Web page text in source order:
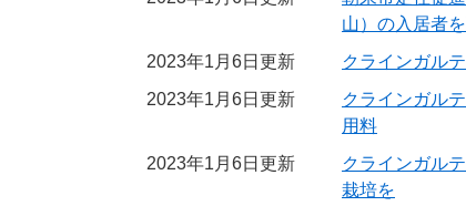
山）の入居者
2023年1月6日更新
クラインガル
2023年1月6日更新
クラインガル
用料
2023年1月6日更新
クラインガル
栽培を